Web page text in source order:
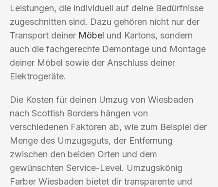
Leistungen, die individuell auf deine Bedürfnisse
zugeschnitten sind. Dazu gehören nicht nur der
Transport deiner Möbel und Kartons, sondern
auch die fachgerechte Demontage und Montage
deiner Möbel sowie der Anschluss deiner
Elektrogeräte.
Die Kosten für deinen Umzug von Wiesbaden
nach Scottish Borders hängen von
verschiedenen Faktoren ab, wie zum Beispiel der
Menge des Umzugsguts, der Entfernung
zwischen den beiden Orten und dem
gewünschten Service-Level. Umzugskönig
Farber Wiesbaden bietet dir transparente und